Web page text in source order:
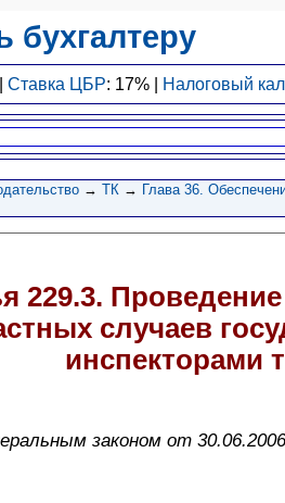
Ставка ЦБР: 17% | Налоговый
→ ТК → Глава 36.
229.3.
случаев
инспекторами
законом от